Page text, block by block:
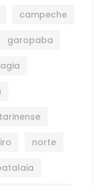
campeche
garopaba
norte